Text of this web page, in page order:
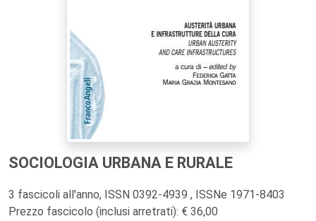
SOCIOLOGIA URBANA E RURALE
3 fascicoli all'anno, ISSN 0392-4939 , ISSNe 1971-8403
Prezzo fascicolo (inclusi arretrati): € 36,00